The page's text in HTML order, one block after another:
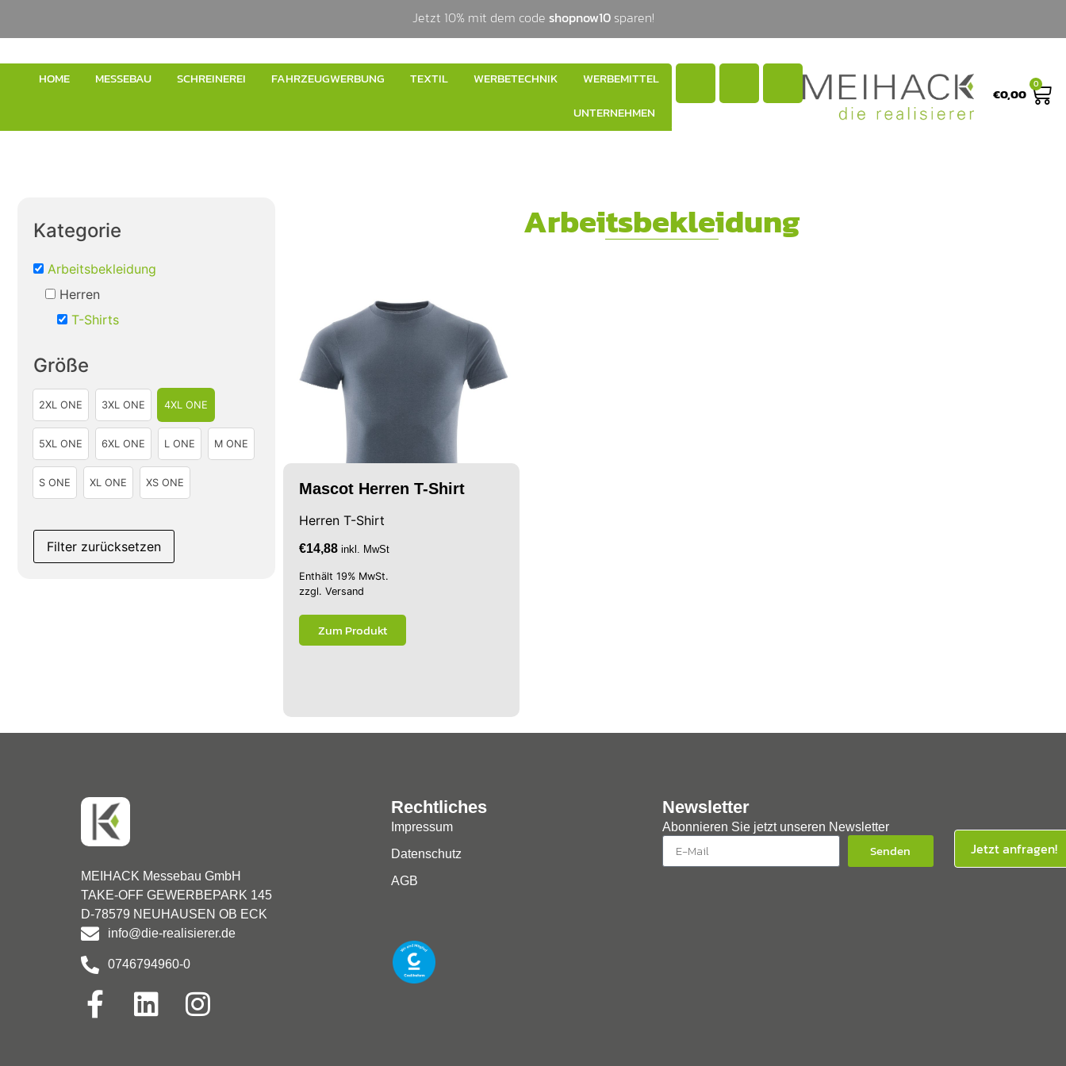
Jetzt 10% mit dem code shopnow10sparen!
HOME MESSEBAU SCHREINEREI FAHRZEUGWERBUNG TEXTIL WERBETECHNIK
WERBEMITTEL
UNTERNEHMEN
€0,00
0
Jetzt anfragen!
Kategorie
Arbeitsbekleidung
Herren
T-Shirts
Größe
2XL ONE 3XL ONE 4XL ONE
5XL ONE 6XL ONE L ONE M ONE
S ONE XL ONE XS ONE
Filter zurücksetzen
Arbeitsbekleidung
Mascot Herren T-Shirt
Herren T-Shirt
€14,88 inkl. MwSt
Enthält 19% MwSt.
zzgl. Versand
Zum Produkt
MEIHACK Messebau GmbH
TAKE-OFF GEWERBEPARK 145
D-78579 NEUHAUSEN OB ECK
info@die-realisierer.de
0746794960-0
Rechtliches
Impressum
Datenschutz
AGB
Newsletter
Abonnieren Sie jetzt unseren Newsletter
Senden